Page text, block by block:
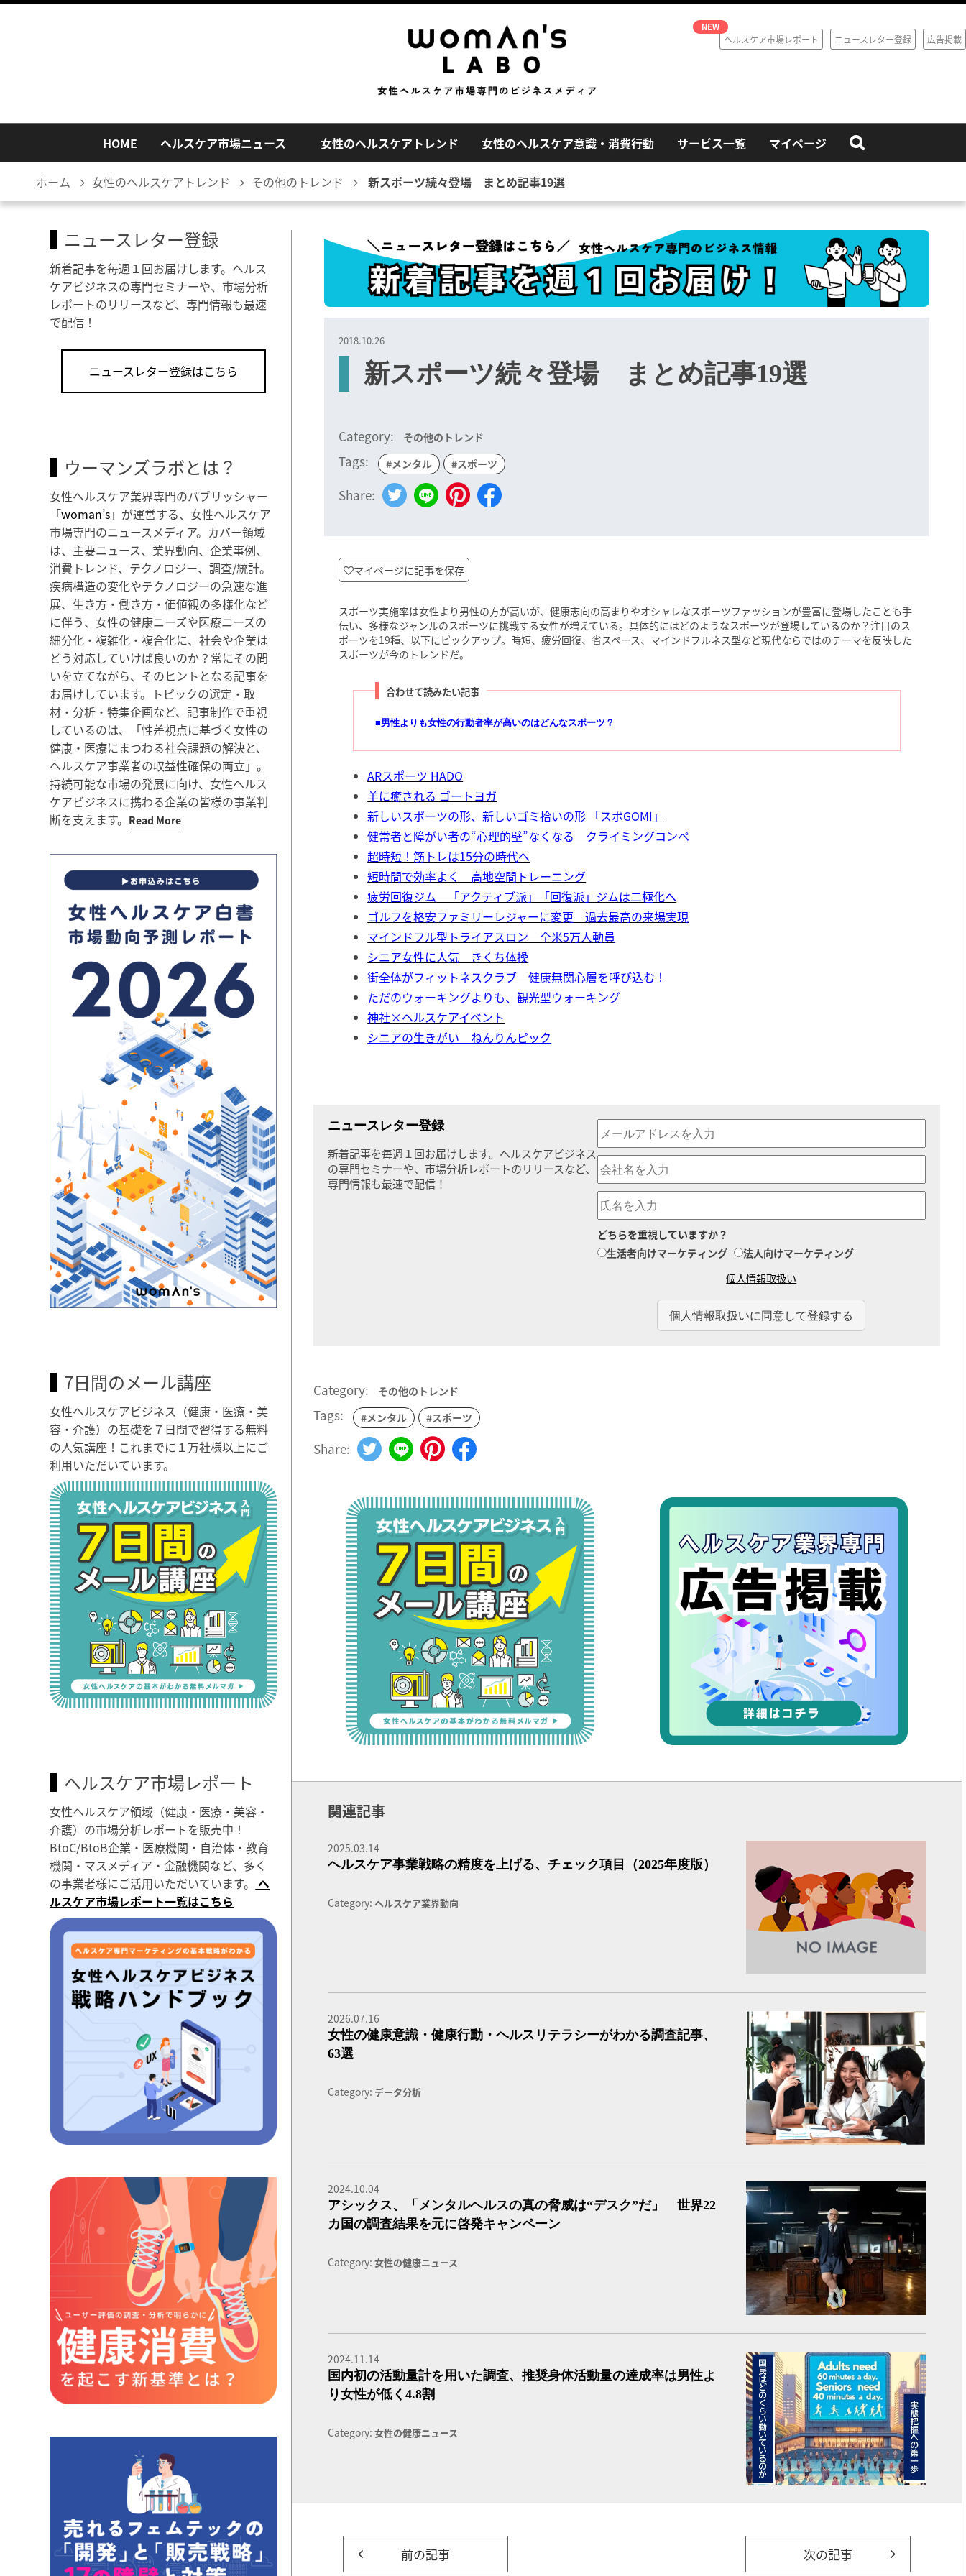
ヘルスケア市場レポート ニュースレター登録 広告掲載
HOME ヘルスケア市場ニュース 女性のヘルスケアトレンド 女性のヘルスケア意識・消費行動 サービス一覧 マイページ
ホーム 女性のヘルスケアトレンド その他のトレンド 新スポーツ続々登場 まとめ記事19選
2018.10.26
新スポーツ続々登場 まとめ記事19選
Category: その他のトレンド
Tags: #メンタル #スポーツ
Share:
マイページに記事を保存
スポーツ実施率は女性より男性の方が高いが、健康志向の高まりやオシャレなスポーツファッションが豊富に登場したことも手
伝い、多様なジャンルのスポーツに挑戦する女性が増えている。具体的にはどのようなスポーツが登場しているのか？注目のス
ポーツを19種、以下にピックアップ。時短、疲労回復、省スペース、マインドフルネス型など現代ならではのテーマを反映した
スポーツが今のトレンドだ。
合わせて読みたい記事
■男性よりも女性の行動者率が高いのはどんなスポーツ？
ARスポーツ HADO
羊に癒される ゴートヨガ
新しいスポーツの形、新しいゴミ拾いの形 「スポGOMI」
健常者と障がい者の“心理的壁”なくなる クライミングコンペ
超時短！筋トレは15分の時代へ
短時間で効率よく 高地空間トレーニング
疲労回復ジム 「アクティブ派」「回復派」ジムは二極化へ
ゴルフを格安ファミリーレジャーに変更 過去最高の来場実現
マインドフル型トライアスロン 全米5万人動員
シニア女性に人気 きくち体操
街全体がフィットネスクラブ 健康無関心層を呼び込む！
ただのウォーキングよりも、観光型ウォーキング
神社×ヘルスケアイベント
シニアの生きがい ねんりんピック
ニュースレター登録
新着記事を毎週１回お届けします。ヘルスケアビジネス
の専門セミナーや、市場分析レポートのリリースなど、
専門情報も最速で配信！
どちらを重視していますか？
生活者向けマーケティング
法人向けマーケティング
個人情報取扱い
Category: その他のトレンド
Tags: #メンタル #スポーツ
Share:
関連記事
2025.03.14
ヘルスケア事業戦略の精度を上げる、チェック項目（2025年度版）
Category:ヘルスケア業界動向
2026.07.16
女性の健康意識・健康行動・ヘルスリテラシーがわかる調査記事、
63選
Category: データ分析
2024.10.04
アシックス、「メンタルヘルスの真の脅威は“デスク”だ」 世界22
カ国の調査結果を元に啓発キャンペーン
Category:女性の健康ニュース
2024.11.14
国内初の活動量計を用いた調査、推奨身体活動量の達成率は男性よ
り女性が低く4.8割
Category:女性の健康ニュース
前の記事 次の記事
ニュースレター登録
新着記事を毎週１回お届けします。ヘルス
ケアビジネスの専門セミナーや、市場分析
レポートのリリースなど、専門情報も最速
で配信！
ニュースレター登録はこちら
ウーマンズラボとは？
女性ヘルスケア業界専門のパブリッシャー
「woman’s」が運営する、女性ヘルスケア
市場専門のニュースメディア。カバー領域
は、主要ニュース、業界動向、企業事例、
消費トレンド、テクノロジー、調査/統計。
疾病構造の変化やテクノロジーの急速な進
展、生き方・働き方・価値観の多様化など
に伴う、女性の健康ニーズや医療ニーズの
細分化・複雑化・複合化に、社会や企業は
どう対応していけば良いのか？常にその問
いを立てながら、そのヒントとなる記事を
お届けしています。トピックの選定・取
材・分析・特集企画など、記事制作で重視
しているのは、「性差視点に基づく女性の
健康・医療にまつわる社会課題の解決と、
ヘルスケア事業者の収益性確保の両立」。
持続可能な市場の発展に向け、女性ヘルス
ケアビジネスに携わる企業の皆様の事業判
断を支えます。 Read More
7日間のメール講座
女性ヘルスケアビジネス（健康・医療・美
容・介護）の基礎を７日間で習得する無料
の人気講座！これまでに１万社様以上にご
利用いただいています。
ヘルスケア市場レポート
女性ヘルスケア領域（健康・医療・美容・
介護）の市場分析レポートを販売中！
BtoC/BtoB企業・医療機関・自治体・教育
機関・マスメディア・金融機関など、多く
の事業者様にご活用いただいています。 ヘ
ルスケア市場レポート一覧はこちら